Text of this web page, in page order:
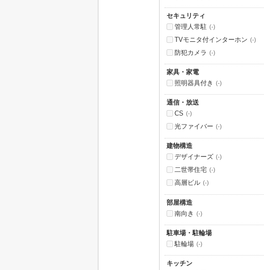
セキュリティ
管理人常駐 (-)
TVモニタ付インターホン (-)
防犯カメラ (-)
家具・家電
照明器具付き
(-)
通信・放送
CS (-)
光ファイバー (-)
建物構造
デザイナーズ (-)
二世帯住宅 (-)
高層ビル (-)
部屋構造
南向き
(-)
駐車場・駐輪場
駐輪場 (-)
キッチン